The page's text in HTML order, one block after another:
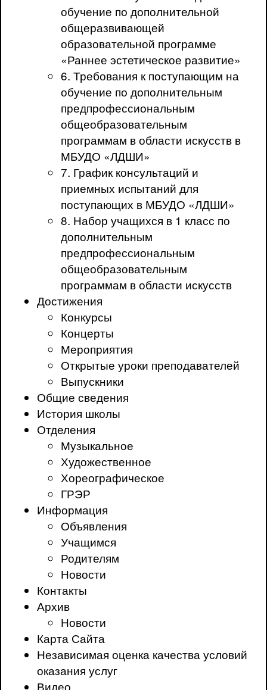
обучение по дополнительной
общеразвивающей
образовательной программе
«Раннее эстетическое развитие»
6. Требования к поступающим на
обучение по дополнительным
предпрофессиональным
общеобразовательным
программам в области искусств в
МБУДО «ЛДШИ»
7. График консультаций и
приемных испытаний для
поступающих в МБУДО «ЛДШИ»
8. Набор учащихся в 1 класс по
дополнительным
предпрофессиональным
общеобразовательным
программам в области искусств
Достижения
Конкурсы
Концерты
Мероприятия
Открытые уроки преподавателей
Выпускники
Общие сведения
История школы
Отделения
Музыкальное
Художественное
Хореографическое
ГРЭР
Информация
Объявления
Учащимся
Родителям
Новости
Контакты
Архив
Новости
Карта Сайта
Независимая оценка качества условий
оказания услуг
Видео